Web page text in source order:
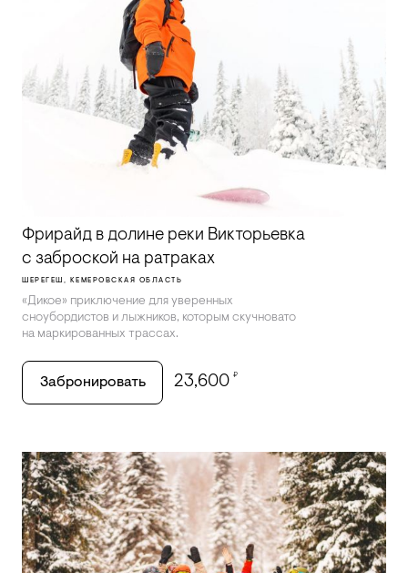
Фрирайд в долине реки Викторьевка
с заброской на ратраках
ШЕРЕГЕШ, КЕМЕРОВСКАЯ ОБЛАСТЬ
«Дикое» приключение для уверенных
сноубордистов и лыжников, которым скучновато
на маркированных трассах.
Забронировать 23,600 ₽